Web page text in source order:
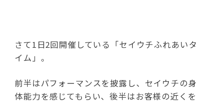
さて1日2回開催している「セイウチふれあいタ
イム」。
前半はパフォーマンスを披露し、セイウチの身
体能力を感じてもらい、後半はお客様の近くを